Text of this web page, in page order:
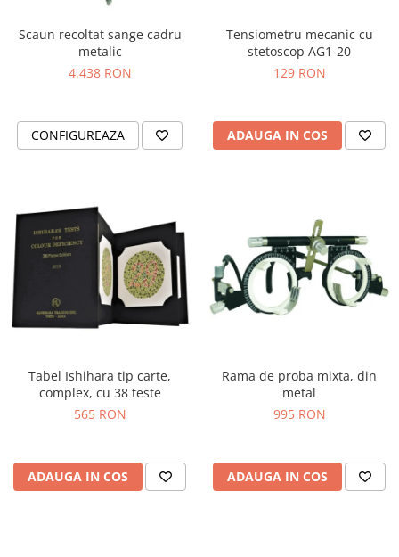
Scaun recoltat sange cadru
metalic
4.438 RON
CONFIGUREAZA
Tensiometru mecanic cu
stetoscop AG1-20
129 RON
ADAUGA IN COS
Tabel Ishihara tip carte,
complex, cu 38 teste
565 RON
ADAUGA IN COS
Rama de proba mixta, din
metal
995 RON
ADAUGA IN COS